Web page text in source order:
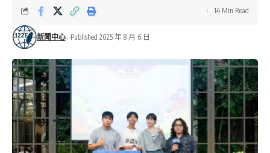
新聞中心 Published 2025 年 8 月 6 日
14 Min Read